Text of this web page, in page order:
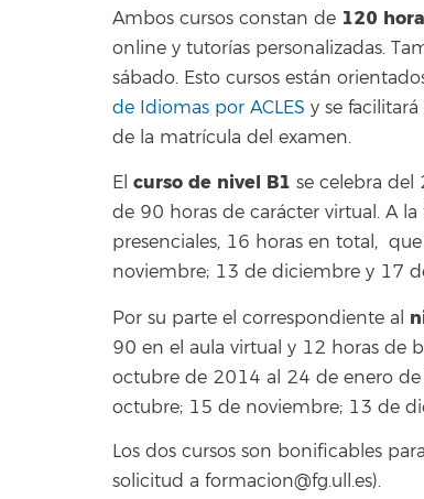
Ambos cursos constan de 120
online y tutorías personalizadas.
sábado. Esto cursos están
de Idiomas por ACLES y se
de la matrícula del examen.
El curso de nivel B1 se celebra
de 90 horas de carácter virtual. A
presenciales, 16 horas en total,
noviembre; 13 de diciembre y 17
Por su parte el correspondiente al
90 en el aula virtual y 12 horas de
octubre de 2014 al 24 de enero de
octubre; 15 de noviembre; 13 de
Los dos cursos son bonificables
solicitud a formacion@fg.ull.es).